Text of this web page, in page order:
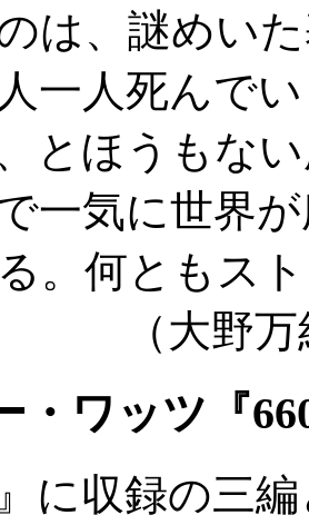
は、謎めい
一人死んで
とほうもな
一気に世界
。何ともス
大野万
・ワッツ『
に収録の三